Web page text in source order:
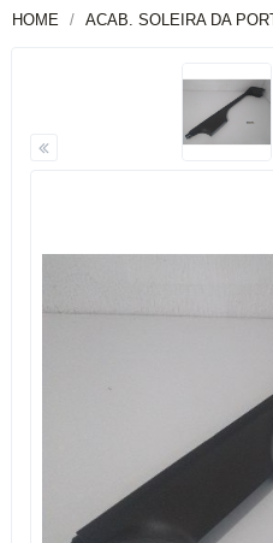
HOME ACAB. SOLEIRA DA